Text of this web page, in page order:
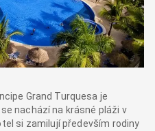
Grand Turquesa je
nachází na krásné pláži v
si zamilují především rodiny